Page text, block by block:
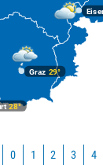
Graz 29°
28°
0 1 2 3 4